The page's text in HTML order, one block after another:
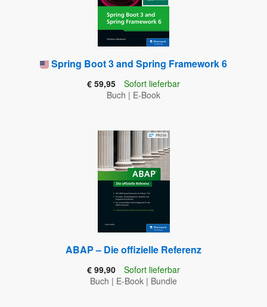
Spring Boot 3 and Spring Framework 6
€ 59,95
Sofort lieferbar
Buch | E-Book
ABAP – Die offizielle Referenz
€ 99,90
Sofort lieferbar
Buch | E-Book | Bundle